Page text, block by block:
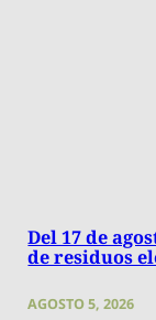
Del 17 de
de residuos
AGOSTO 5, 2026